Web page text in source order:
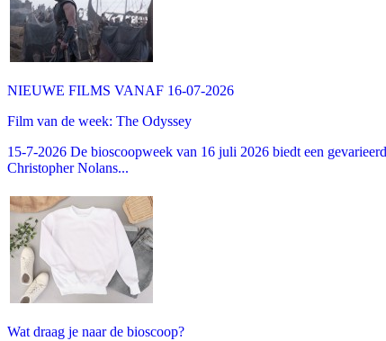
NIEUWE FILMS VANAF 16-07-2026
Film van de week: The Odyssey
15-7-2026 De bioscoopweek van 16 juli 2026 biedt een
Christopher Nolans...
Wat draag je naar de bioscoop?